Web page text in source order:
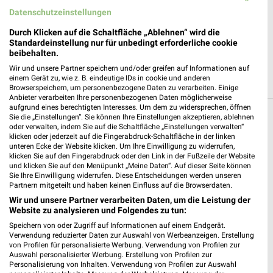
JETZT LADEN UND SPAREN!
Filialen in der Umgebung
3 Filialen
Blume 2000 Frankfurt
Borsigallee 26
60388 Frankfurt
Heute 09:30 - 20:00 Uhr |
Geöffnet
4,09 km
Datenschutzeinstellungen
Durch Klicken auf die Schaltfläche „Ablehnen“ wird die
Standardeinstellung nur für unbedingt erforderliche cookie
beibehalten.
Wir und unsere Partner speichern und/oder greifen auf Informationen auf
einem Gerät zu, wie z. B. eindeutige IDs in cookie und anderen
Browserspeichern, um personenbezogene Daten zu verarbeiten. Einige
Anbieter verarbeiten Ihre personenbezogenen Daten möglicherweise
aufgrund eines berechtigten Interesses. Um dem zu widersprechen, öffnen
Sie die „Einstellungen“. Sie können Ihre Einstellungen akzeptieren, ablehnen
oder verwalten, indem Sie auf die Schaltfläche „Einstellungen verwalten“
klicken oder jederzeit auf die Fingerabdruck-Schaltfläche in der linken
unteren Ecke der Website klicken. Um Ihre Einwilligung zu widerrufen,
klicken Sie auf den Fingerabdruck oder den Link in der Fußzeile der Website
und klicken Sie auf den Menüpunkt „Meine Daten“. Auf dieser Seite können
Sie Ihre Einwilligung widerrufen. Diese Entscheidungen werden unseren
Partnern mitgeteilt und haben keinen Einfluss auf die Browserdaten.
Wir und unsere Partner verarbeiten Daten, um die Leistung der
Website zu analysieren und Folgendes zu tun:
Speichern von oder Zugriff auf Informationen auf einem Endgerät.
Verwendung reduzierter Daten zur Auswahl von Werbeanzeigen. Erstellung
von Profilen für personalisierte Werbung. Verwendung von Profilen zur
Auswahl personalisierter Werbung. Erstellung von Profilen zur
Personalisierung von Inhalten. Verwendung von Profilen zur Auswahl